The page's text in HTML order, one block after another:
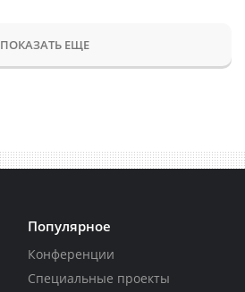
ПОКАЗАТЬ ЕЩЕ
Популярное
Конференции
Специальные проекты